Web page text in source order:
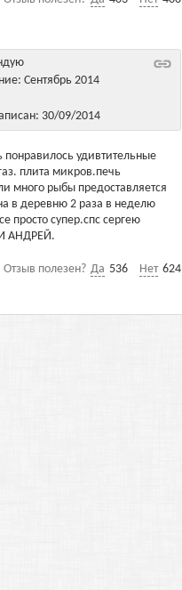
Сентябрь 2014
30/09/2014
удивтительные
плита микров.печь
много рыбы предоставляется
в деревню 2 раза в неделю
просто супер.спс сергею
АНДРЕЙ.
Отзыв полезен? Да 536 Нет 624